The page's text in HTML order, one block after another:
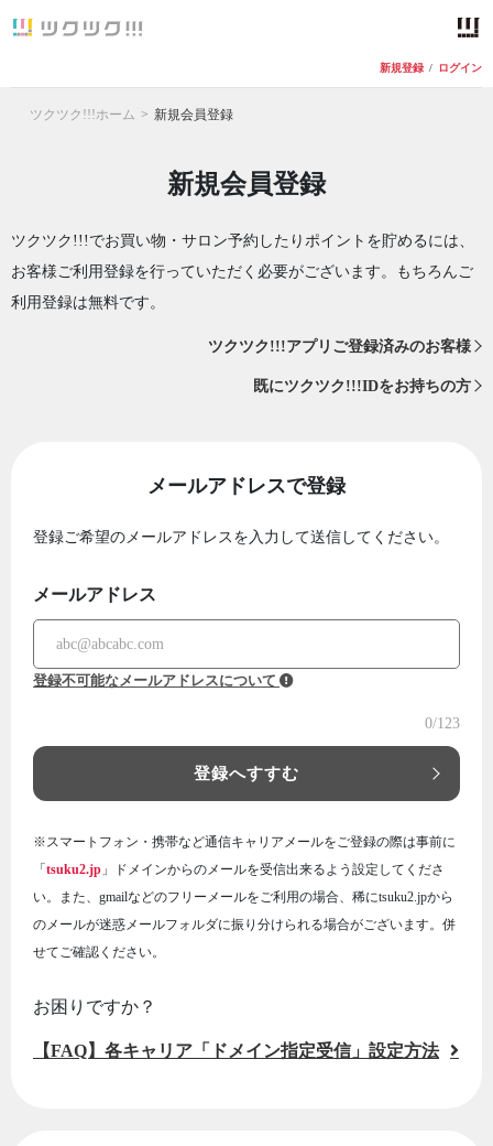
新規登録 / ログイン
ツクツク!!!ホーム 新規会員登録
新規会員登録
ツクツク!!!でお買い物・サロン予約したりポイントを貯めるには、
お客様ご利用登録を行っていただく必要がございます。もちろんご
利用登録は無料です。
ツクツク!!!アプリご登録済みのお客様
既にツクツク!!!IDをお持ちの方
メールアドレスで登録
登録ご希望のメールアドレスを入力して送信してください。
メールアドレス
登録不可能なメールアドレスについて
0/123
登録へすすむ
※スマートフォン・携帯など通信キャリアメールをご登録の際は事前に
「 tsuku2.jp 」ドメインからのメールを受信出来るよう設定してくださ
い。また、gmailなどのフリーメールをご利用の場合、稀にtsuku2.jpから
のメールが迷惑メールフォルダに振り分けられる場合がございます。併
せてご確認ください。
お困りですか？
【FAQ】各キャリア「ドメイン指定受信」設定方法